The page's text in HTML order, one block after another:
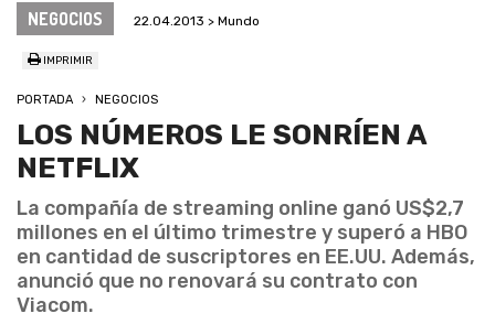
NEGOCIOS 22.04.2013 > Mundo
IMPRIMIR
PORTADA NEGOCIOS
LOS NÚMEROS LE SONRÍEN A
NETFLIX
La compañía de streaming online ganó US$2,7
millones en el último trimestre y superó a HBO
en cantidad de suscriptores en EE.UU. Además,
anunció que no renovará su contrato con
Viacom.